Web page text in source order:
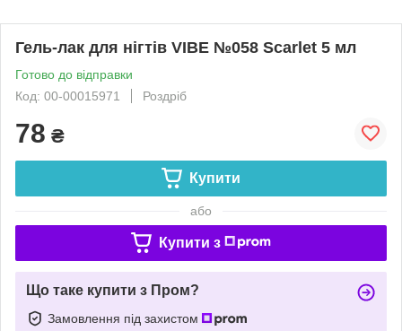
Гель-лак для нігтів VIBE №058 Scarlet 5 мл
Готово до відправки
Код: 00-00015971
Роздріб
78 ₴
Купити
або
Купити з
Що таке купити з Пром?
Замовлення під захистом